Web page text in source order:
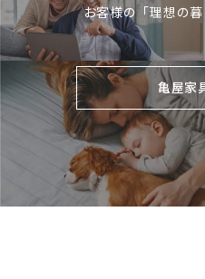
お客様の「理想の
亀屋家